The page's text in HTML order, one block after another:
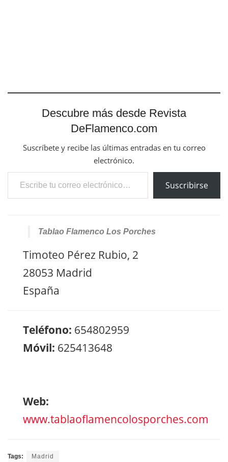
Descubre más desde Revista
DeFlamenco.com
Suscríbete y recibe las últimas entradas en tu correo
electrónico.
Escribe tu correo electrónico…
Suscribirse
Tablao Flamenco Los Porches
Timoteo Pérez Rubio, 2
28053 Madrid
España
Teléfono: 654802959
Móvil: 625413648
Web:
www.tablaoflamencolosporches.com
Tags: Madrid